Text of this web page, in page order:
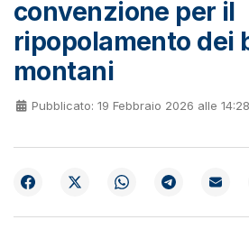
convenzione per il
ripopolamento dei
montani
Pubblicato: 19 Febbraio 2026 alle 14:28